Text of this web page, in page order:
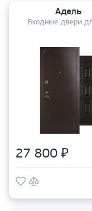
Адель
27 800 ₽